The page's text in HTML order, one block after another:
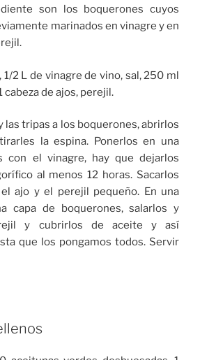
son los boquerones cuyos
marinados en vinagre y en
1/2 L de vinagre de vino, sal, 250 ml
cabeza de ajos, perejil.
las tripas a los boquerones, abrirlos
la espina. Ponerlos en una
con el vinagre, hay que dejarlos
al menos 12 horas. Sacarlos
ajo y el perejil pequeño. En una
capa de boquerones, salarlos y
y cubrirlos de aceite y así
que los pongamos todos. Servir